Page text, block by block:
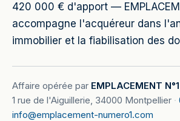
420 000 € d'apport —
accompagne l'acquéreur dans
immobilier et la fiabilisation des
Affaire opérée par EMPLACEMENT
1 rue de l'Aiguillerie, 34000 Montpellier ·
info@emplacement-numero1.com